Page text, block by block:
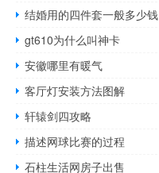
结婚用的四件套一般多少钱
gt610为什么叫神卡
安徽哪里有暖气
客厅灯安装方法图解
轩辕剑四攻略
描述网球比赛的过程
石柱生活网房子出售